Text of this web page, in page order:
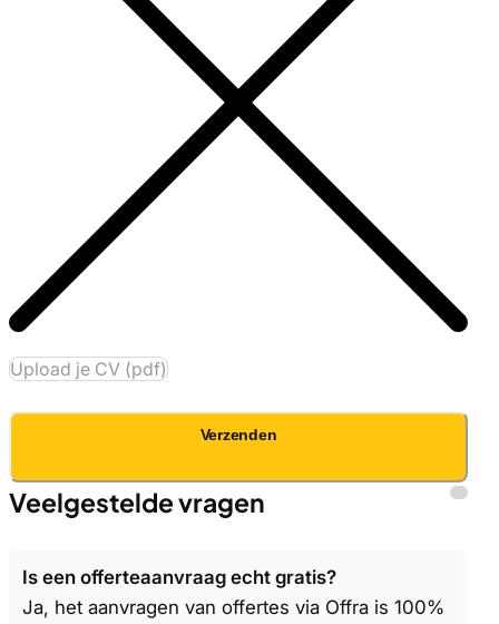
Upload je CV (pdf)
Verzenden
Veelgestelde vragen
Is een offerteaanvraag echt gratis?
Ja, het aanvragen van offertes via Offra is 100%